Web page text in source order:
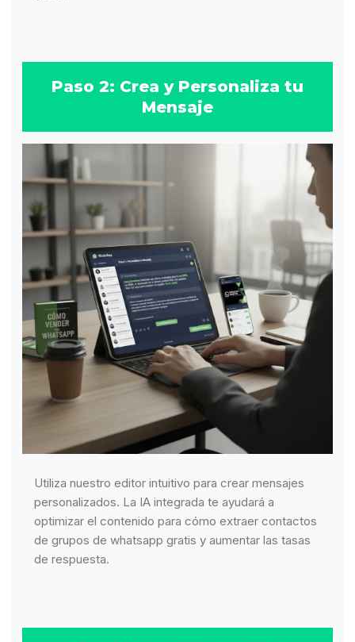
Paso 2: Crea y Personaliza tu
Mensaje
Utiliza nuestro editor intuitivo para crear mensajes
personalizados. La IA integrada te ayudará a
optimizar el contenido para cómo extraer contactos
de grupos de whatsapp gratis y aumentar las tasas
de respuesta.